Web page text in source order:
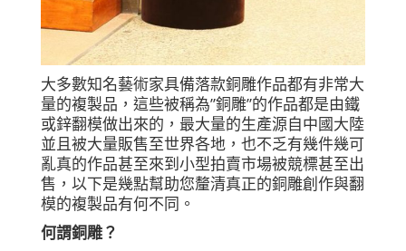
大多數知名藝術家具備落款銅雕作品都有非常大
量的複製品，這些被稱為”銅雕”的作品都是由鐵
或鋅翻模做出來的，最大量的生產源自中國大陸
並且被大量販售至世界各地，也不乏有幾件幾可
亂真的作品甚至來到小型拍賣市場被競標甚至出
售，以下是幾點幫助您釐清真正的銅雕創作與翻
模的複製品有何不同。
何謂銅雕？